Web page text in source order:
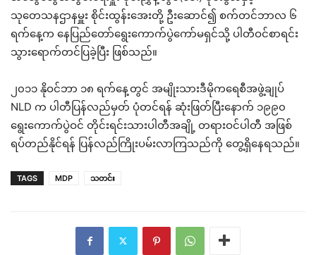
သုတေသနဌာနမှူး စိုင်းထွန်းအေးတို့ ဦးဆောင်၍ စက်တင်ဘာလ ၆
ရက်နေ့က နေပြည်တော်ရွေးကောက်ပွဲကော်မရှင်သို့ ပါတီဝင်စာရင်း
သွားရောက်တင်ပြခဲ့ပြီး ဖြစ်သည်။
၂၀၁၁ နိုဝင်ဘာ ၁၈ ရက်နေ့တွင် အမျိုးသားဒီမိုကရေစီအဖွဲ့ချုပ်
NLD က ပါတီပြန်လည်မှတ် ပုံတင်ရန် ဆုံးဖြတ်ပြီးနောက် ၁၉၉၀
ရွေးကောက်ပွဲဝင် တိုင်းရင်းသားပါတီအချို့ တရားဝင်ပါတီ အဖြစ်
ရပ်တည်နိုင်ရန် ပြန်လည်ကြိုးပမ်းလာကြသည်ကို တွေ့ရှိနေရသည်။
TAGS MDP သတင်း